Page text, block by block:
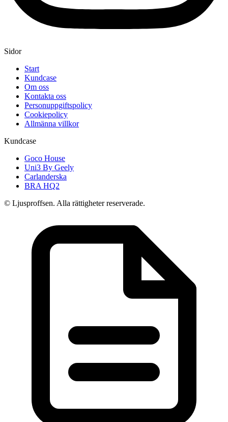
Sidor
Start
Kundcase
Om oss
Kontakta oss
Personuppgiftspolicy
Cookiepolicy
Allmänna villkor
Kundcase
Goco House
Uni3 By Geely
Carlanderska
BRA HQ2
© Ljusproffsen. Alla rättigheter reserverade.